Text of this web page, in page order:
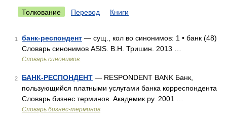
Толкование Перевод Книги
1 банк-респондент — сущ., кол во синонимов: 1 • банк (48)
Словарь синонимов ASIS. В.Н. Тришин. 2013 …
Словарь синонимов
2 БАНК-РЕСПОНДЕНТ — RESPONDENT BANK Банк,
пользующийся платными услугами банка корреспондента
Словарь бизнес терминов. Академик.ру. 2001 …
Словарь бизнес-терминов